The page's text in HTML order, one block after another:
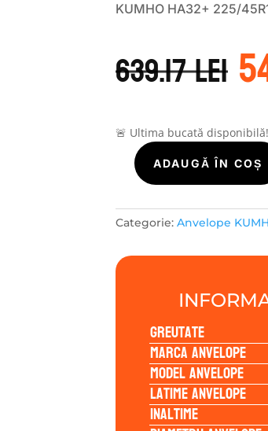
KUMHO HA32+ 225/
639.17lei a
🚨 Ultima bucată
Cantitate
Kumho
SOLUS
4S
225/45R18
95W
ADAUGĂ ÎN COȘ
Categorie: Anvelope
Greutate
Marca anvelope
Model anvelope
Latime anvelope
Inaltime